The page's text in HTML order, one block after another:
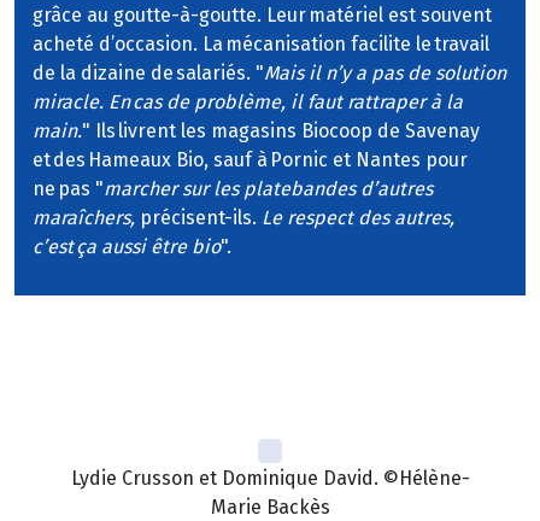
grâce au goutte-à-goutte. Leur matériel est souvent
acheté d’occasion. La mécanisation facilite le travail
de la dizaine de salariés. "Mais il n’y a pas de solution
miracle. En cas de problème, il faut rattraper à la
main." Ils livrent les magasins Biocoop de Savenay
et des Hameaux Bio, sauf à Pornic et Nantes pour
ne pas "marcher sur les platebandes d’autres
maraîchers, précisent-ils. Le respect des autres,
c’est ça aussi être bio".
Lydie Crusson et Dominique David. ©Hélène-
Marie Backès